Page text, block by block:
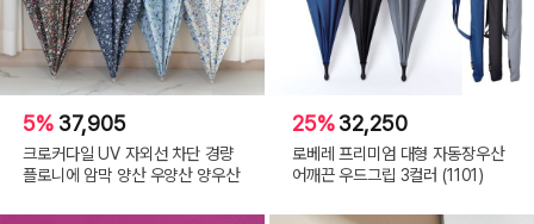
5% 37,905
크로커다일 UV 자외선 차단 경량
플로니에 암막 양산 우양산 양우산
25%32,250
로베레 프리미엄 대형 자동장우산
어깨끈 우드그립 3컬러 (1101)